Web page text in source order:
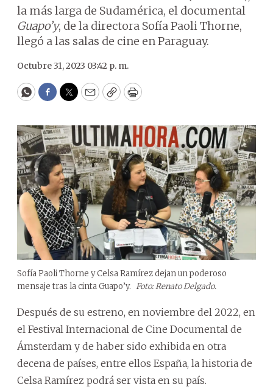
la más larga de Sudamérica, el documental
Guapo’y, de la directora Sofía Paoli Thorne,
llegó a las salas de cine en Paraguay.
Octubre 31, 2023 03:42 p. m.
WhatsApp
Facebook
Twitter
EmailCopyPrint
Sofía Paoli Thorne y Celsa Ramírez dejan un poderoso
mensaje tras la cinta Guapo’y. Foto: Renato Delgado.
Después de su estreno, en noviembre del 2022, en
el Festival Internacional de Cine Documental de
Ámsterdam y de haber sido exhibida en otra
decena de países, entre ellos España, la historia de
Celsa Ramírez podrá ser vista en su país.